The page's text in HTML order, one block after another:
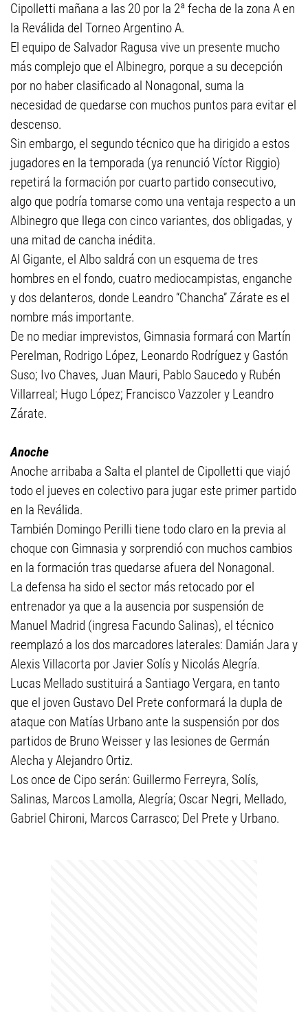
Cipolletti mañana a las 20 por la 2ª fecha de la zona A en
la Reválida del Torneo Argentino A.
El equipo de Salvador Ragusa vive un presente mucho
más complejo que el Albinegro, porque a su decepción
por no haber clasificado al Nonagonal, suma la
necesidad de quedarse con muchos puntos para evitar el
descenso.
Sin embargo, el segundo técnico que ha dirigido a estos
jugadores en la temporada (ya renunció Víctor Riggio)
repetirá la formación por cuarto partido consecutivo,
algo que podría tomarse como una ventaja respecto a un
Albinegro que llega con cinco variantes, dos obligadas, y
una mitad de cancha inédita.
Al Gigante, el Albo saldrá con un esquema de tres
hombres en el fondo, cuatro mediocampistas, enganche
y dos delanteros, donde Leandro “Chancha” Zárate es el
nombre más importante.
De no mediar imprevistos, Gimnasia formará con Martín
Perelman, Rodrigo López, Leonardo Rodríguez y Gastón
Suso; Ivo Chaves, Juan Mauri, Pablo Saucedo y Rubén
Villarreal; Hugo López; Francisco Vazzoler y Leandro
Zárate.
Anoche
Anoche arribaba a Salta el plantel de Cipolletti que viajó
todo el jueves en colectivo para jugar este primer partido
en la Reválida.
También Domingo Perilli tiene todo claro en la previa al
choque con Gimnasia y sorprendió con muchos cambios
en la formación tras quedarse afuera del Nonagonal.
La defensa ha sido el sector más retocado por el
entrenador ya que a la ausencia por suspensión de
Manuel Madrid (ingresa Facundo Salinas), el técnico
reemplazó a los dos marcadores laterales: Damián Jara y
Alexis Villacorta por Javier Solís y Nicolás Alegría.
Lucas Mellado sustituirá a Santiago Vergara, en tanto
que el joven Gustavo Del Prete conformará la dupla de
ataque con Matías Urbano ante la suspensión por dos
partidos de Bruno Weisser y las lesiones de Germán
Alecha y Alejandro Ortiz.
Los once de Cipo serán: Guillermo Ferreyra, Solís,
Salinas, Marcos Lamolla, Alegría; Oscar Negri, Mellado,
Gabriel Chironi, Marcos Carrasco; Del Prete y Urbano.